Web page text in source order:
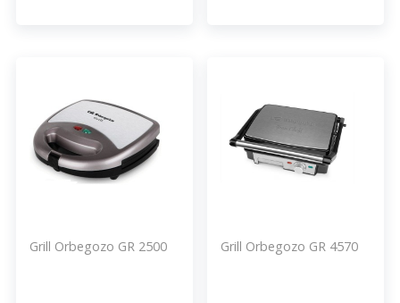
Grill Orbegozo GR 2500 Grill Orbegozo GR 4570